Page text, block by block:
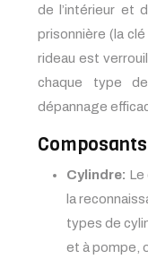
de l’intérieur et
prisonnière (la
rideau est
chaque type
dépannage
Cylindre: Le
la
types de
et à pompe,